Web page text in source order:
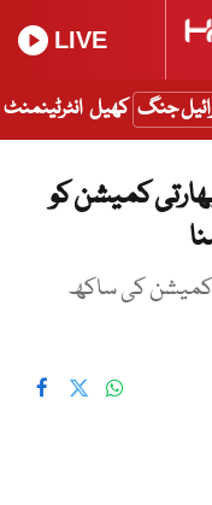
LIVE
جنگ کھیل انٹرٹینمنٹ
کمیشن کو
کمیشن کی ساکھ